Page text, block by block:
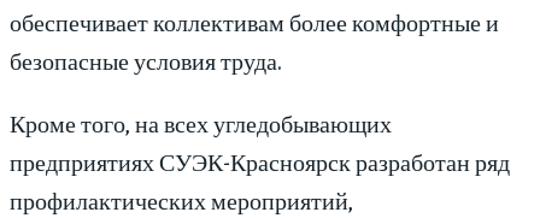
обеспечивает коллективам более комфортные и
безопасные условия труда.
Кроме того, на всех угледобывающих
предприятиях СУЭК-Красноярск разработан ряд
профилактических мероприятий,